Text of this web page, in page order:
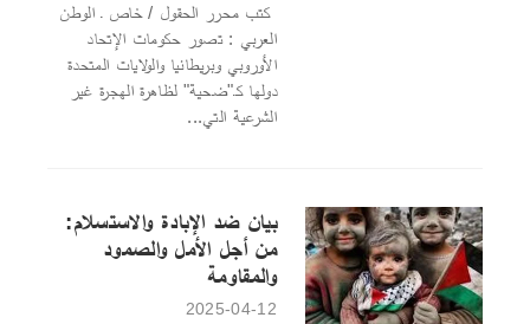
كتب محرر الحقول / خاص ـ الوطن
العربي : تصور حكومات الإتحاد
الأوروبي وبريطانيا والولايات المتحدة
دولها كـ"ضحية" لظاهرة الهجرة غير
الشرعية التي...
بيان ضد الإبادة والاستسلام:
من أجل الأمل والصمود
والمقاومة
2025-04-12